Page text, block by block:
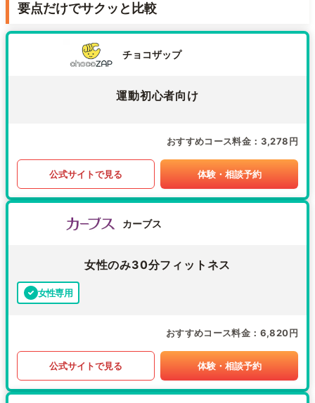
要点だけでサクッと比較
チョコザップ
運動初心者向け
おすすめコース料金 3,278円
公式サイトで見る 体験・相談予約
カーブス
女性のみ30分フィットネス
女性専用
おすすめコース料金 6,820円
公式サイトで見る 体験・相談予約